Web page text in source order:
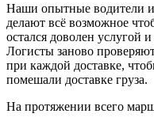
Наши опытные водители
делают всё возможное
остался доволен услугой
Логисты заново
при каждой доставке,
помешали доставке груза.
На протяжении всего